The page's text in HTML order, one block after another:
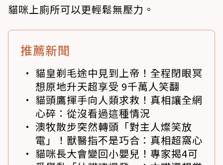
貓咪上廁所可以更輕鬆無壓力。
推薦新聞
貓皇剃毛途中見到上帝！全程閉眼冥
想原地升天超享受 9千萬人笑翻
貓頭鷹揮手向人類求救！真相讓全網
心碎：從沒看過這種情況
澳牧散步突然轉頭「對主人燦笑放
電」！獸醫指不是巧合：真相超窩心
貓咪長大會變回小嬰兒！專家揭4可